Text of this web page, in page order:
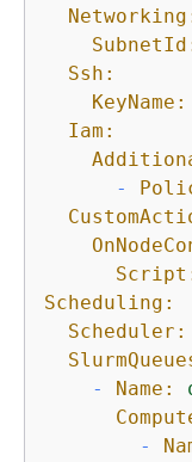
Ssh:
KeyName:
Iam:
-
Scheduling:
Scheduler:
-
Name:
-